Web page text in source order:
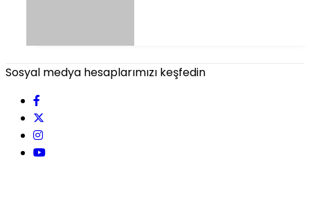
Sosyal medya hesaplarımızı keşfedin